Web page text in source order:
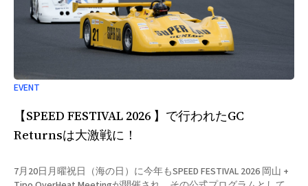
EVENT
【SPEED FESTIVAL 2026 】で行われたGC
Returnsは大激戦に！
7月20日月曜祝日（海の日）に今年もSPEED FESTIVAL 2026 岡山 +